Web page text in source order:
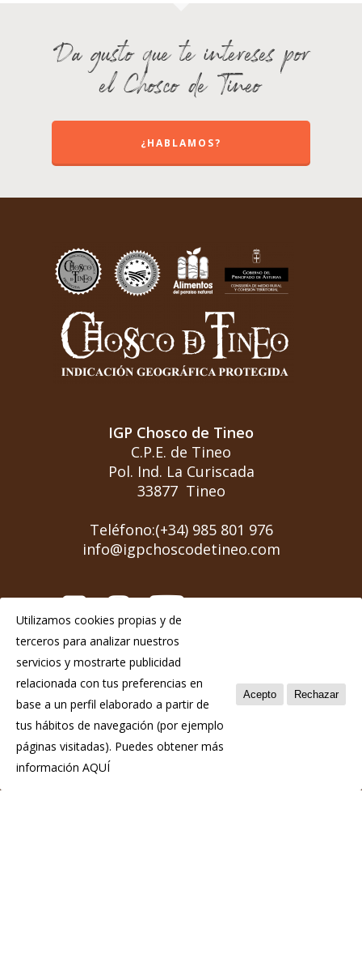
Da gusto que te intereses por
el Chosco de Tineo
¿HABLAMOS?
IGP Chosco de Tineo
C.P.E. de Tineo
Pol. Ind. La Curiscada
33877 Tineo
Teléfono:(+34) 985 801 976
info@igpchoscodetineo.com
Aviso Legal
Política de privacidad
Política de cookies
Utilizamos cookies propias y de
terceros para analizar nuestros
servicios y mostrarte publicidad
relacionada con tus preferencias en
base a un perfil elaborado a partir de
tus hábitos de navegación (por ejemplo
páginas visitadas). Puedes obtener más
información AQUÍ
Acepto Rechazar